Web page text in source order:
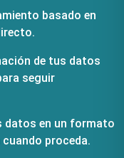
basado en
de tus datos
seguir
datos en un formato
proceda.